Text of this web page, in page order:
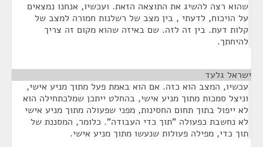
שהוא רצה להשיג את התוצאה הזאת. ועכשיו, אנחנו נמצאים
על הויכוח, לדעתי , בין מצב של רשלנות חמורה למצב של
קלות דעת. בין זה לזה. שם באיזה שהוא מקום זה צריך
להיחתך.
ישראל גלעד
עכשיו, המצב הוא כזה. אם הוא באמת פעל מתוך מניע אישי,
וניצל סמכות מתוך מניע אישי, בהחלט ייתכן שמלכתחילה הוא
לא ייפול בתוך תחום החסינות, מפני שפעולה מתוך מניע אישי
לא נחשבת כפעולה "תוך כדי העבודה". כלומר, המסננת של
תוך כדי, מפילה פעולות שנעשו מתוך מניע אישי.